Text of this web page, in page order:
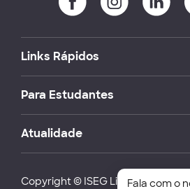
Links Rápidos
Para Estudantes
Atualidade
Copyright © ISEG Lisbon School of
Fala com o